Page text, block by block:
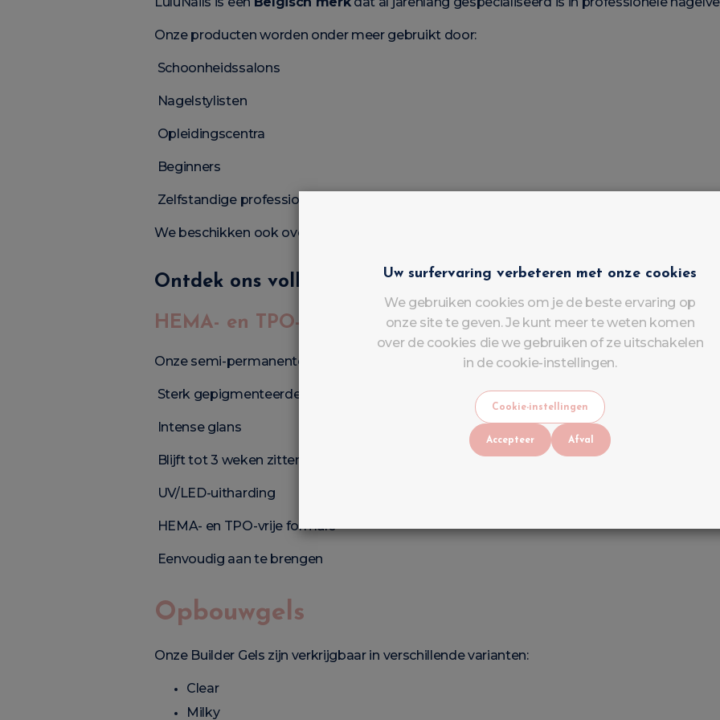
Onze producten worden onder meer gebruikt door:
Schoonheidssalons
Nagelstylisten
Opleidingscentra
Beginners
Zelfstandige professionals
We beschikken ook over een showroom en een opleidingscentrum in Luik.
Ontdek ons volledige assortiment
HEMA- en TPO-vrije semi-permanente nagellakken
Onze semi-permanente nagellakken bieden:
Sterk gepigmenteerde kleuren
Intense glans
Blijft tot 3 weken zitten
UV/LED-uitharding
HEMA- en TPO-vrije formule
Eenvoudig aan te brengen
Opbouwgels
Onze Builder Gels zijn verkrijgbaar in verschillende varianten:
Clear
Milky
Uw surfervaring verbeteren met onze cookies
We gebruiken cookies om je de beste ervaring op
onze site te geven. Je kunt meer te weten komen
over de cookies die we gebruiken of ze uitschakelen
in de cookie-instellingen.
Cookie-instellingen
Accepteer Afval